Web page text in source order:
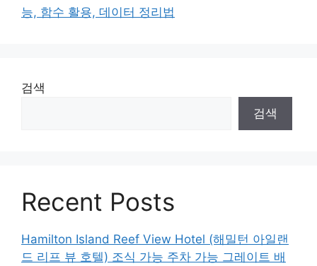
능, 함수 활용, 데이터 정리법
검색
검색
Recent Posts
Hamilton Island Reef View Hotel (해밀턴 아일랜
드 리프 뷰 호텔) 조식 가능 주차 가능 그레이트 배